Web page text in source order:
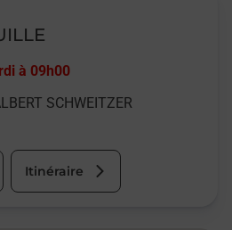
à 09h00
SCHWEITZER
Itinéraire